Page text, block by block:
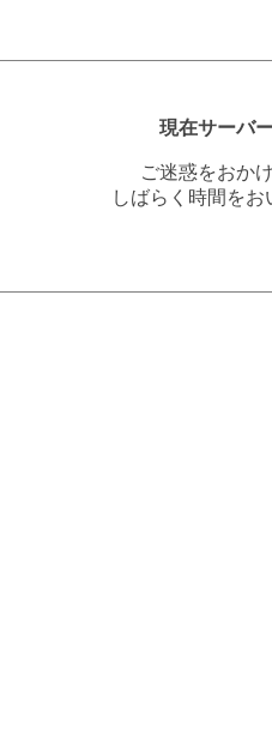
現在サーバ
ご迷惑をおか
しばらく時間を